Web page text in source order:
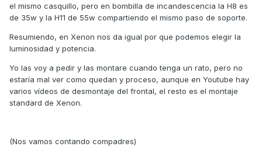
el mismo casquillo, pero en bombilla de incandescencia la H8 es
de 35w y la H11 de 55w compartiendo el mismo paso de soporte.
Resumiendo, en Xenon nos da igual por que podemos elegir la
luminosidad y potencia.
Yo las voy a pedir y las montare cuando tenga un rato, pero no
estaría mal ver como quedan y proceso, aunque en Youtube hay
varios vídeos de desmontaje del frontal, el resto es el montaje
standard de Xenon.
(Nos vamos contando compadres)